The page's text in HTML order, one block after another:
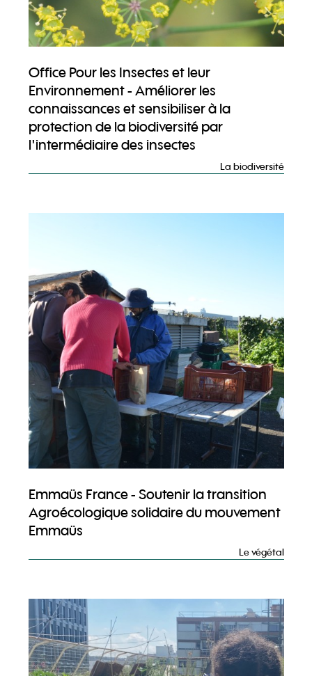
Office Pour les Insectes et leur
Environnement - Améliorer les
connaissances et sensibiliser à la
protection de la biodiversité par
l'intermédiaire des insectes
La biodiversité
Emmaüs France - Soutenir la transition
Agroécologique solidaire du mouvement
Emmaüs
Le végétal